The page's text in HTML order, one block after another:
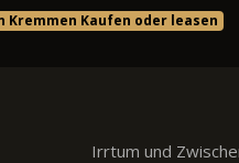
Kremmen Kaufen oder leasen
Irrtum und